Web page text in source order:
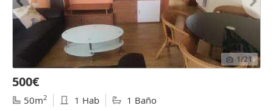
1/21
500€
50m2 1 Hab 1 Baño